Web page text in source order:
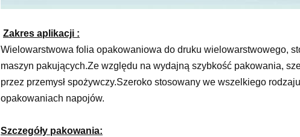
Zakres aplikacji :
Wielowarstwowa folia opakowaniowa do druku wielowarstwowego,
maszyn pakujących.Ze względu na wydajną szybkość pakowania,
przez przemysł spożywczy.Szeroko stosowany we wszelkiego
opakowaniach napojów.
Szczegóły pakowania: